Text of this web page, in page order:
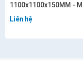
1100x1100x150MM -
Liên hệ